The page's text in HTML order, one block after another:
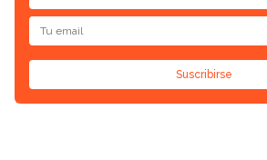
Suscribirse